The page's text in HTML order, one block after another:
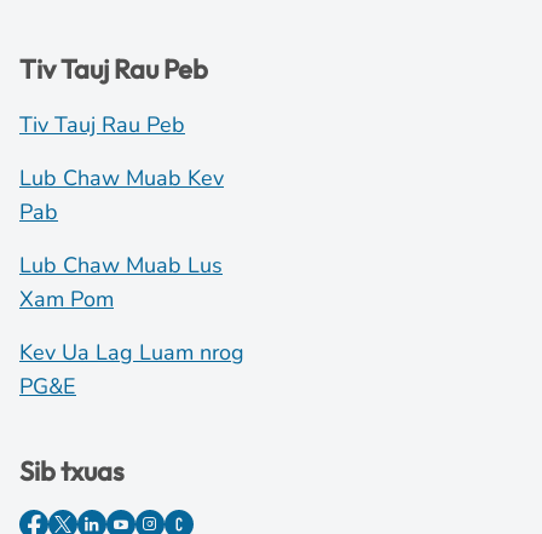
Tiv Tauj Rau Peb
Tiv Tauj Rau Peb
Lub Chaw Muab Kev
Pab
Lub Chaw Muab Lus
Xam Pom
Kev Ua Lag Luam nrog
PG&E
Sib txuas